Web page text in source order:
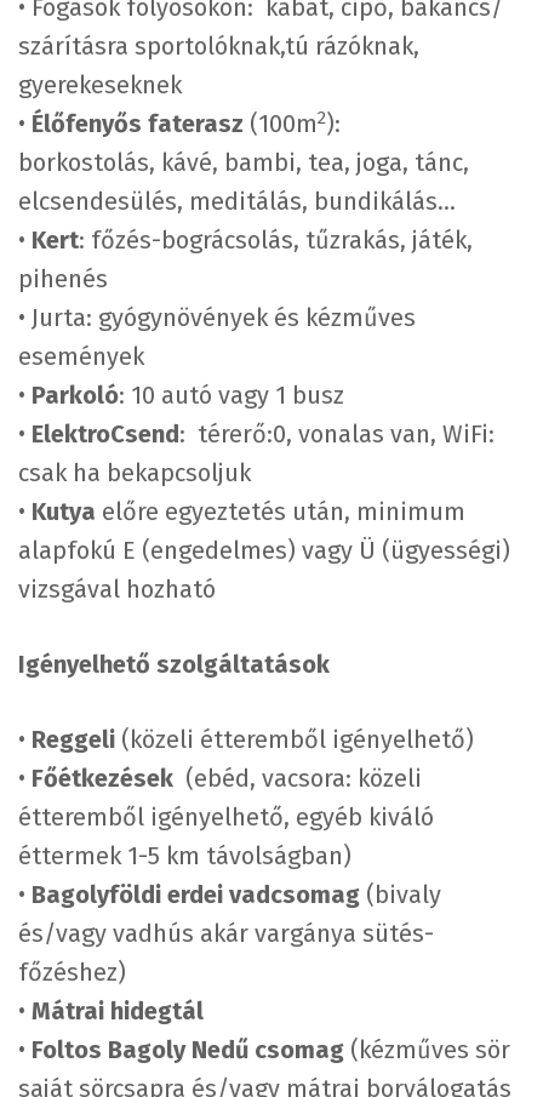
• Fogasok folyosókon: kabát, cipő, bakancs/
szárításra sportolóknak,tú rázóknak,
gyerekeseknek
• Élőfenyős faterasz (100m2):
borkostolás, kávé, bambi, tea, joga, tánc,
elcsendesülés, meditálás, bundikálás…
• Kert: főzés-bográcsolás, tűzrakás, játék,
pihenés
• Jurta: gyógynövények és kézműves
események
• Parkoló: 10 autó vagy 1 busz
• ElektroCsend: térerő:0, vonalas van, WiFi:
csak ha bekapcsoljuk
• Kutya előre egyeztetés után, minimum
alapfokú E (engedelmes) vagy Ü (ügyességi)
vizsgával hozható
Igényelhető szolgáltatások
• Reggeli (közeli étteremből igényelhető)
• Főétkezések (ebéd, vacsora: közeli
étteremből igényelhető, egyéb kiváló
éttermek 1-5 km távolságban)
• Bagolyföldi erdei vadcsomag (bivaly
és/vagy vadhús akár vargánya sütés-
főzéshez)
• Mátrai hidegtál
• Foltos Bagoly Nedű csomag (kézműves sör
saját sörcsapra és/vagy mátrai borválogatás